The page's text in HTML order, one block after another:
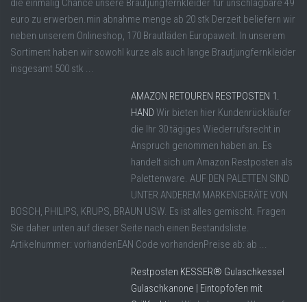
die einmalig Chance unsere Brautjungfernkleider für unschlagbare 49
euro zu erwerben.min abnahme menge ab 20 stk Derzeit beliefern wir
neben unserem Onlineshop, 170 Brautläden Europaweit. In unserem
Sortiment haben wir sowohl kurze als auch lange Brautjungfernkleider
insgesamt 500 stk ...
AMAZON RETOUREN RESTPOSTEN 1.
HAND Wir bieten hier Kundenrückläufer
die Ihr 30 tägiges Wiederrufsrecht in
Anspruch genommen haben an. Es
handelt sich um Amazon Restposten als
Palettenware. AUF DEN PALETTEN SIND
UNTER ANDEREM MARKENGERÄTE VON
BOSCH, PHILIPS, KRUPS, BRAUN USW. Es ist alles gemischt. Fragen
Sie daher unten auf dieser Seite nach einen Bestandsliste.
Artikelnummer: vorhandenEAN Code vorhandenPreise ab: ab ...
Restposten KESSER® Gulaschkessel
Gulaschkanone | Eintopfofen mit